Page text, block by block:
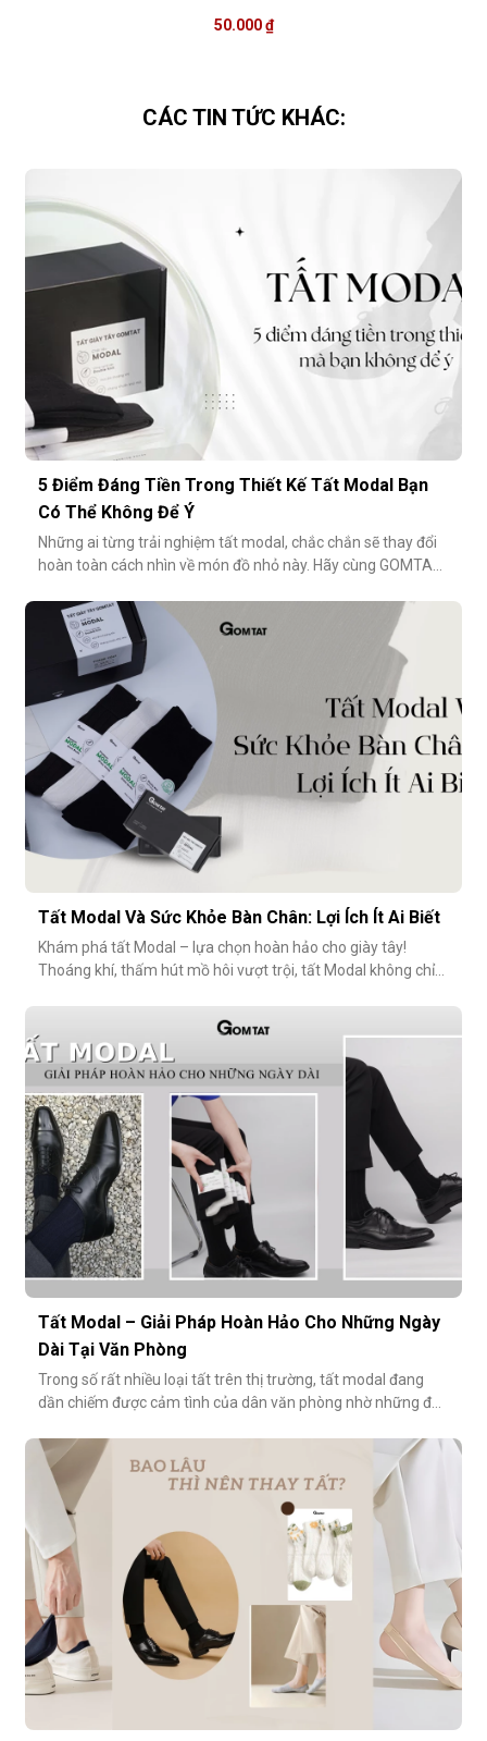
50.000 ₫
CÁC TIN TỨC KHÁC:
5 Điểm Đáng Tiền Trong Thiết Kế Tất Modal Bạn
Có Thể Không Để Ý
Những ai từng trải nghiệm tất modal, chắc chắn sẽ thay đổi
hoàn toàn cách nhìn về món đồ nhỏ này. Hãy cùng GOMTAT
modal cao cấp – những điều có thể bạn chưa từng để ý
nhưng lại ảnh hưởng rất nhiều đến trải nghiệm hằng
ngày.Chất liệu sợi modalĐiểm
Tất Modal Và Sức Khỏe Bàn Chân: Lợi Ích Ít Ai Biết
Khám phá tất Modal – lựa chọn hoàn hảo cho giày tây!
Thoáng khí, thấm hút mồ hôi vượt trội, tất Modal không chỉ
ngăn mùi hôi và bệnh da liễu. Hãy cùng khám phá lý do vì sao
tất Modal đang trở thành xu hướng không thể thiếu cho các
quý ông hiện đ
Tất Modal – Giải Pháp Hoàn Hảo Cho Những Ngày
Dài Tại Văn Phòng
Trong số rất nhiều loại tất trên thị trường, tất modal đang
dần chiếm được cảm tình của dân văn phòng nhờ những đặc
cùng khám phá vì sao tất modal lại được xem là lựa chọn lý
tưởng cho những ngày dài tại văn phòng.Khi đôi chân “lên
tiếng” s